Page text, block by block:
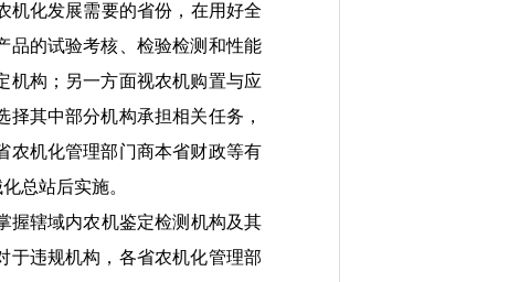
机化发展需要的省份，在用好全
品的试验考核、检验检测和性能
机构 ； 另一方面视农机购置与应
择其中部分机构承担相关任务，
农机化管理部门商本省财政等有
化总站后实施。
握辖域内农机鉴定检测机构及其
于违规机构， 各省农机化管理部